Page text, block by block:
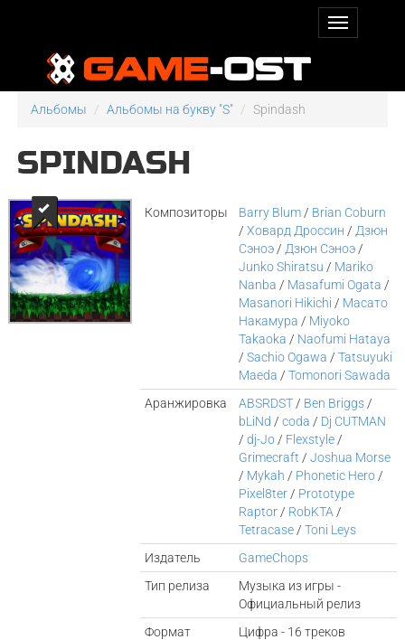
Альбомы Альбомы на букву "S" Spindash
SPINDASH
Композиторы Barry Blum / Brian Coburn
/Ховард Дроссин / Дзюн
Сэноэ / Дзюн Сэноэ /
Junko Shiratsu / Mariko
Nanba / Masafumi Ogata /
Masanori Hikichi / Масато
Накамура / Miyoko
Takaoka / Naofumi Hataya
/Sachio Ogawa /Tatsuyuki
Maeda /Tomonori Sawada
Аранжировка
ABSRDST / Ben Briggs /
bLiNd /coda / Dj CUTMAN
/dj-Jo / Flexstyle /
Grimecraft /Joshua Morse
/ Mykah / Phonetic Hero /
Pixel8ter / Prototype
Raptor / RobKTA /
Tetracase /Toni Leys
Издатель
GameChops
Тип релиза
Музыка из игры -
Официальный релиз
Формат
Цифра - 16 треков